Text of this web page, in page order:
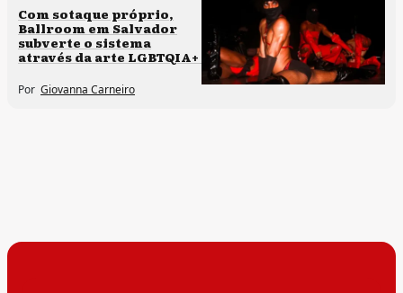
Direitos humanos
Processos artísticos
Com sotaque próprio,
Ballroom em Salvador
subverte o sistema
através da arte LGBTQIA+
Por Giovanna Carneiro